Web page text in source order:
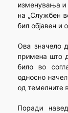
изменувања и
на „Службен
бил објавен и
Ова значело
примена што
било во
односно
од темелните
Поради